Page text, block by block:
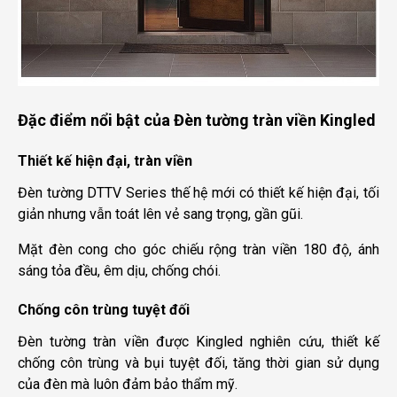
Đặc điểm nổi bật của Đèn tường tràn viền Kingled
Thiết kế hiện đại, tràn viền
Đèn tường DTTV Series thế hệ mới có thiết kế hiện đại, tối
giản nhưng vẫn toát lên vẻ sang trọng, gần gũi.
Mặt đèn cong cho góc chiếu rộng tràn viền 180 độ, ánh
sáng tỏa đều, êm dịu, chống chói.
Chống côn trùng tuyệt đối
Đèn tường tràn viền được Kingled nghiên cứu, thiết kế
chống côn trùng và bụi tuyệt đối, tăng thời gian sử dụng
của đèn mà luôn đảm bảo thẩm mỹ.